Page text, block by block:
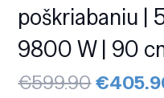
poškriabaniu |
9800 W | 90
€599.90€